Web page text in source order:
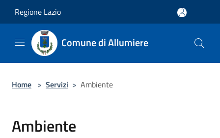
Regione Lazio
Comune di Allumiere
Home > Servizi > Ambiente
Ambiente